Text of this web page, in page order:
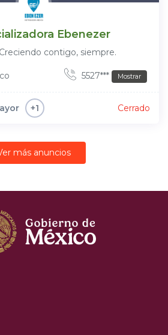
Ebenezer
contigo, siempre.
5527*** Mostrar
+1 Cerrado
más anuncios